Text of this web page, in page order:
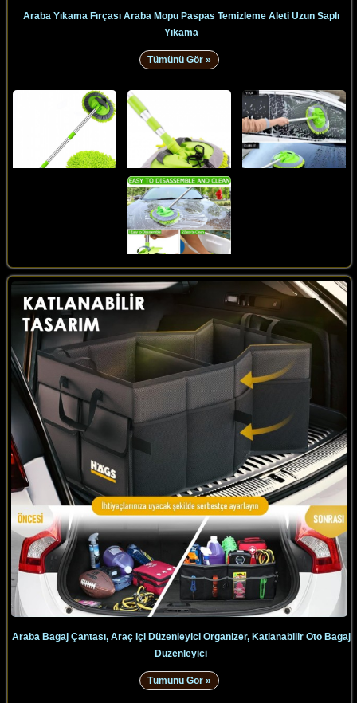
Araba Yıkama Fırçası Araba Mopu Paspas Temizleme Aleti Uzun Saplı
Yıkama
Tümünü Gör »
Araba Bagaj Çantası, Araç içi Düzenleyici Organizer, Katlanabilir Oto Bagaj
Düzenleyici
Tümünü Gör »